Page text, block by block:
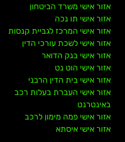
אזור אישי משרד הביטחון
אזור אישי תו נכה
אזור אישי המרכז לגביית קנסות
אזור אישי לשכת עורכי הדין
אזור אישי בנק הדואר
אזור אישי הוט נט
אזור אישי בית הדין הרבני
אזור אישי העברת בעלות רכב
באינטרנט
אזור אישי פמה מימון לרכב
אזור אישי איסתא